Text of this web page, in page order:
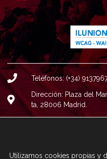
Teléfonos: (+34)
Dirección: Plaza del
ta, 28006 Madrid.
Utilizamos cookies propias y